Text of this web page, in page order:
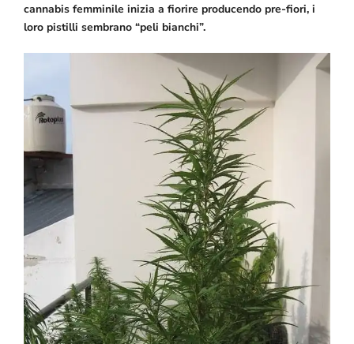
cannabis femminile inizia a fiorire producendo pre-fiori, i
loro pistilli sembrano “peli bianchi”.